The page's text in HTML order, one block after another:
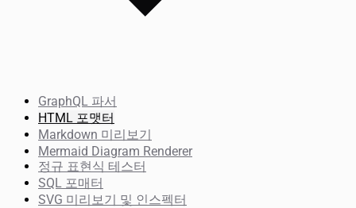
GraphQL 파서
HTML 포맷터
Markdown 미리보기
Mermaid Diagram Renderer
정규 표현식 테스터
SQL 포매터
SVG 미리보기 및 인스펙터